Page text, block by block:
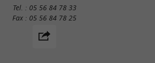
Tel. : 05 56 84 78 33
Fax : 05 56 84 78 25